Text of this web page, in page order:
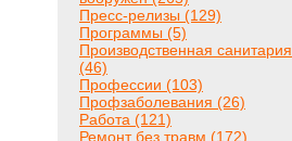
Пресс-релизы (129)
Программы (5)
Производственная санитария
(46)
Профессии (103)
Профзаболевания (26)
Работа (121)
Ремонт без травм (172)